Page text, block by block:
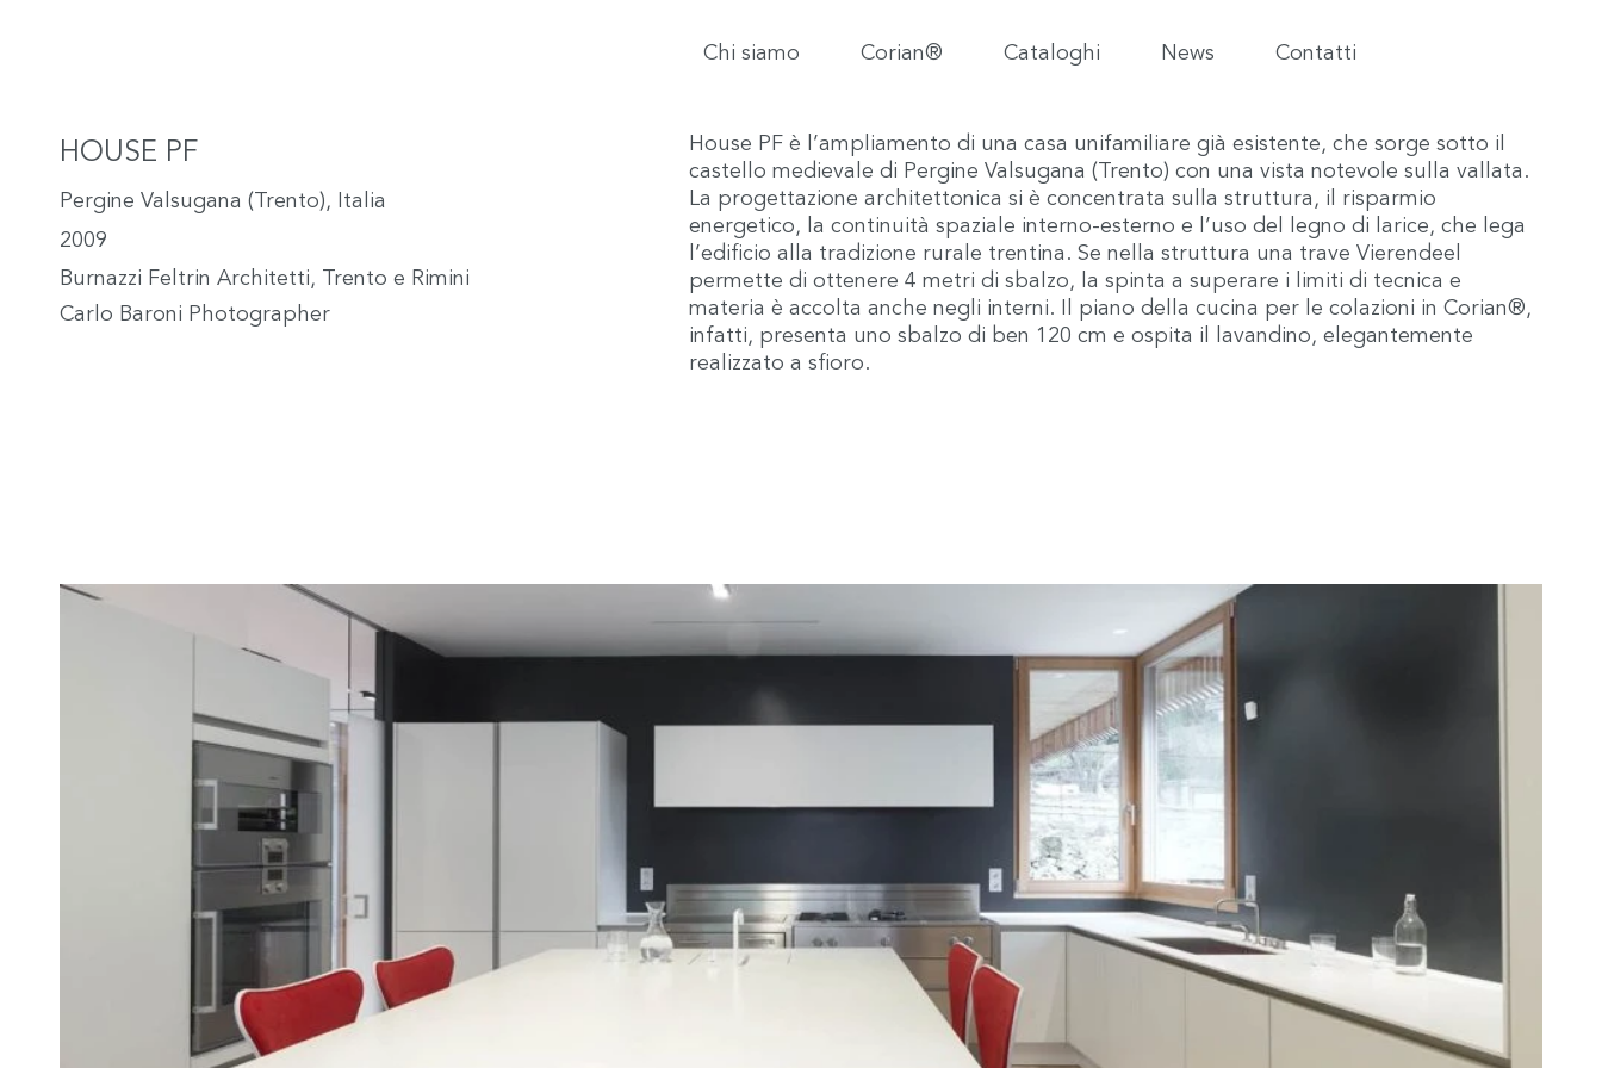
Chi siamo Corian® Cataloghi News Contatti
HOUSE PF
Pergine Valsugana (Trento), Italia
2009
Burnazzi Feltrin Architetti, Trento e Rimini
Carlo Baroni Photographer
House PF è l’ampliamento di una casa unifamiliare già esistente, che sorge sotto il
castello medievale di Pergine Valsugana (Trento) con una vista notevole sulla vallata.
La progettazione architettonica si è concentrata sulla struttura, il risparmio
energetico, la continuità spaziale interno-esterno e l’uso del legno di larice, che lega
l’edificio alla tradizione rurale trentina. Se nella struttura una trave Vierendeel
permette di ottenere 4 metri di sbalzo, la spinta a superare i limiti di tecnica e
materia è accolta anche negli interni. Il piano della cucina per le colazioni in Corian®,
infatti, presenta uno sbalzo di ben 120 cm e ospita il lavandino, elegantemente
realizzato a sfioro.